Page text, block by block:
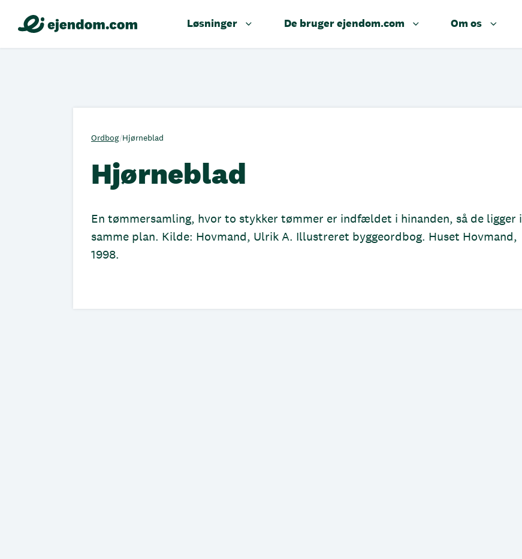
Løsninger De bruger ejendom.com Om os
Ordbog/Hjørneblad
Hjørneblad
En tømmersamling, hvor to stykker tømmer er indfældet i hinanden, så de ligger i
samme plan. Kilde: Hovmand, Ulrik A. Illustreret byggeordbog. Huset Hovmand,
1998.